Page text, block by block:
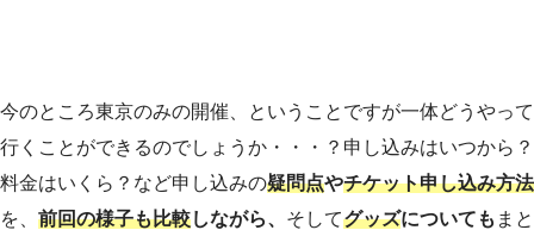
今のところ東京のみの開催、ということですが一体どうやって
行くことができるのでしょうか・・・？申し込みはいつから？
料金はいくら？など申し込みの疑問点やチケット申し込み方法
を、 前回の様子も比較しながら、 そしてグッズについても まと